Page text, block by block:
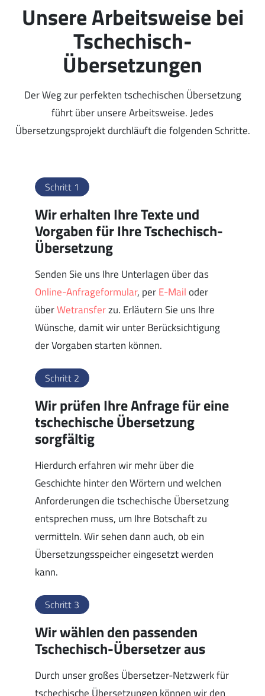
Unsere Arbeitsweise bei
Tschechisch-
Übersetzungen
Der Weg zur perfekten tschechischen Übersetzung
führt über unsere Arbeitsweise. Jedes
Übersetzungsprojekt durchläuft die folgenden Schritte.
Schritt 1
Wir erhalten Ihre Texte und
Vorgaben für Ihre Tschechisch-
Übersetzung
Senden Sie uns Ihre Unterlagen über das
Online-Anfrageformular, perE-Mailoder
überWetransferzu. Erläutern Sie uns Ihre
Wünsche, damit wir unter Berücksichtigung
der Vorgaben starten können.
Schritt 2
Wir prüfen Ihre Anfrage für eine
tschechische Übersetzung
sorgfältig
Hierdurch erfahren wir mehr über die
Geschichte hinter den Wörtern und welchen
Anforderungen die tschechische Übersetzung
entsprechen muss, um Ihre Botschaft zu
vermitteln. Wir sehen dann auch, ob ein
Übersetzungsspeicher eingesetzt werden
kann.
Schritt 3
Wir wählen den passenden
Tschechisch-Übersetzer aus
Durch unser großes Übersetzer-Netzwerk für